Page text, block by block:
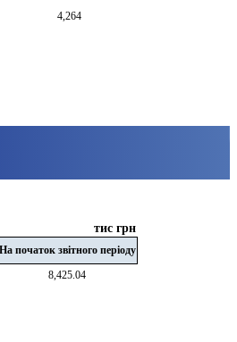
4,264
тис грн
На початок звітного періоду
8,425.04